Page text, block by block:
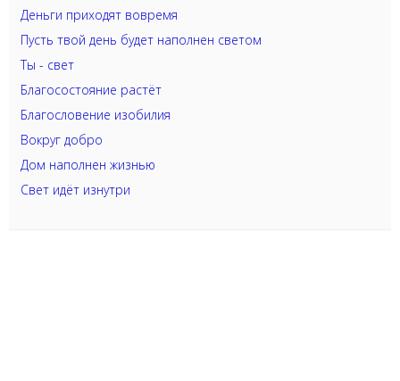
Деньги приходят вовремя
Пусть твой день будет наполнен светом
Ты - свет
Благосостояние растёт
Благословение изобилия
Вокруг добро
Дом наполнен жизнью
Свет идёт изнутри